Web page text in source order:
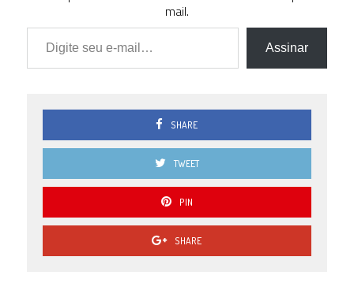
mail.
Digite seu e-mail…
Assinar
SHARE
TWEET
PIN
SHARE